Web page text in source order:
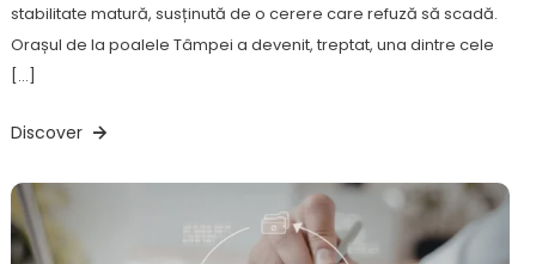
stabilitate matură, susținută de o cerere care refuză să scadă.
Orașul de la poalele Tâmpei a devenit, treptat, una dintre cele
[…]
Discover